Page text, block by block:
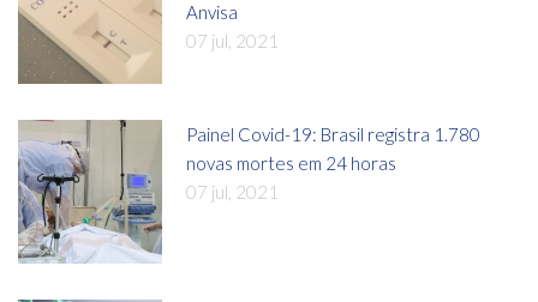
Anvisa
07 jul, 2021
Painel Covid-19: Brasil registra 1.780
novas mortes em 24 horas
07 jul, 2021